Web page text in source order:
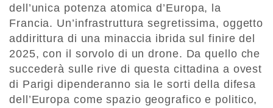
dell’unica potenza atomica d’Europa, la
Francia. Un’infrastruttura segretissima, oggetto
addirittura di una minaccia ibrida sul finire del
2025, con il sorvolo di un drone. Da quello che
succederà sulle rive di questa cittadina a ovest
di Parigi dipenderanno sia le sorti della difesa
dell’Europa come spazio geografico e politico,